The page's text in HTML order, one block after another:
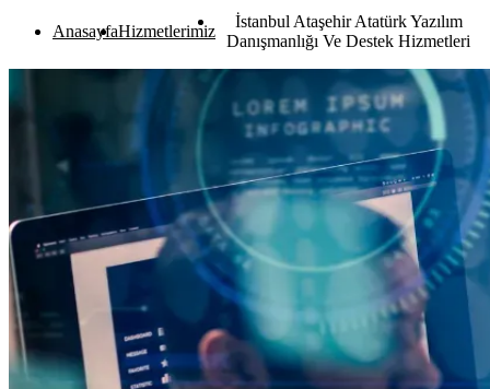
AnasayfaHizmetlerimiz
İstanbul Ataşehir Atatürk Yazılım
Danışmanlığı Ve Destek Hizmetleri